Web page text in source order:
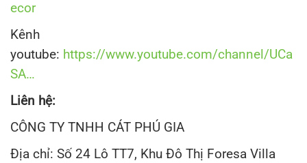
ecor
Kênh
youtube: https://www.youtube.com/channel/UCa
SA…
Liên hệ:
CÔNG TY TNHH CÁT PHÚ GIA
Địa chỉ: Số 24 Lô TT7, Khu Đô Thị Foresa Villa